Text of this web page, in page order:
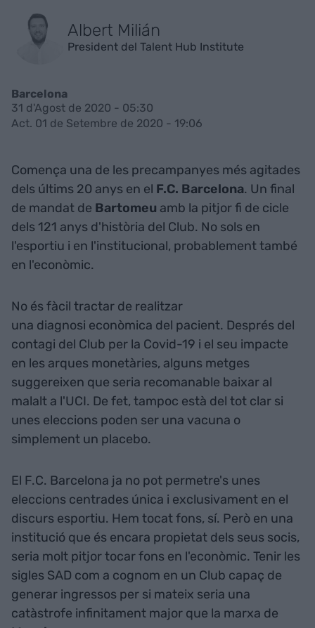
Albert Milián
President del Talent Hub Institute
Barcelona
31 d'Agost de 2020 - 05:30
Act. 01 de Setembre de 2020 - 19:06
Comença una de les precampanyes més agitades
dels últims 20 anys en el F.C. Barcelona. Un final
de mandat de Bartomeu amb la pitjor fi de cicle
dels 121 anys d'història del Club. No sols en
l'esportiu i en l'institucional, probablement també
en l'econòmic.
No és fàcil tractar de realitzar
una diagnosi econòmica del pacient. Després del
contagi del Club per la Covid-19 i el seu impacte
en les arques monetàries, alguns metges
suggereixen que seria recomanable baixar al
malalt a l'UCI. De fet, tampoc està del tot clar si
unes eleccions poden ser una vacuna o
simplement un placebo.
El F.C. Barcelona ja no pot permetre's unes
eleccions centrades única i exclusivament en el
discurs esportiu. Hem tocat fons, sí. Però en una
institució que és encara propietat dels seus socis,
seria molt pitjor tocar fons en l'econòmic. Tenir les
sigles SAD com a cognom en un Club capaç de
generar ingressos per si mateix seria una
catàstrofe infinitament major que la marxa de